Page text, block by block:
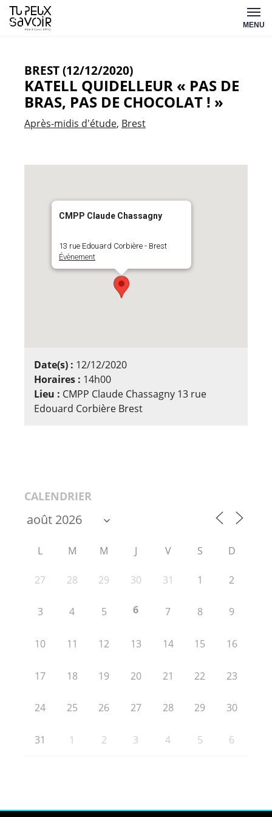
Aller
au
MENU
BREST (12/12/2020)
KATELL QUIDELLEUR « PAS DE
BRAS, PAS DE CHOCOLAT ! »
Après-midis d'étude Brest
CMPP Claude Chassagny
13 rue Edouard Corbière - Brest
Évènement
Date(s) : 12/12/2020
Horaires : 14h00
Lieu : CMPP Claude Chassagny 13 rue
Edouard Corbière Brest
CALENDRIER
L M M J V S D
27 28 29 30 31 1 2
3 4 5 6 7 8 9
10 11 12 13 14 15 16
17 18 19 20 21 22 23
24 25 26 27 28 29 30
31 1 2 3 4 5 6